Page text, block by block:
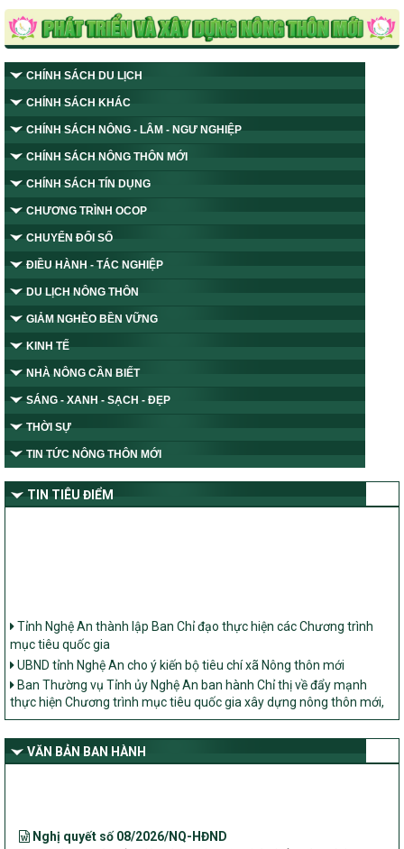
CHÍNH SÁCH DU LỊCH
CHÍNH SÁCH KHÁC
CHÍNH SÁCH NÔNG - LÂM - NGƯ NGHIỆP
CHÍNH SÁCH NÔNG THÔN MỚI
CHÍNH SÁCH TÍN DỤNG
CHƯƠNG TRÌNH OCOP
CHUYỂN ĐỔI SỐ
ĐIỀU HÀNH - TÁC NGHIỆP
DU LỊCH NÔNG THÔN
GIẢM NGHÈO BỀN VỮNG
KINH TẾ
NHÀ NÔNG CẦN BIẾT
SÁNG - XANH - SẠCH - ĐẸP
THỜI SỰ
TIN TỨC NÔNG THÔN MỚI
TIN TIÊU ĐIỂM
mục tiêu quốc gia
UBND tỉnh Nghệ An cho ý kiến bộ tiêu chí xã Nông thôn mới
Ban Thường vụ Tỉnh ủy Nghệ An ban hành Chỉ thị về đẩy mạnh
thực hiện Chương trình mục tiêu quốc gia xây dựng nông thôn mới,
giảm nghèo bền vững và phát triển kinh tế – xã hội vùng đồng bào
dân tộc thiểu số và miền núi giai đoạn 2026 – 2030 trên địa bàn tỉnh
Nghệ An
Bộ Dân tộc và Tôn giáo làm việc với UBND tỉnh về tình hình thực
VĂN BẢN BAN HÀNH
ương thực hiện Chương trình mục tiêu quốc gia xây dựng nông